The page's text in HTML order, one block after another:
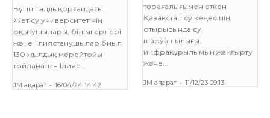
Бүгін Талдықорғандағы
Жетісу университетінің
оқытушылары, білімгерлері
және Ілиястанушылар биыл
130 жылдық мерейтойы
тойланатын Ілияс...
JM ақпарат - 16/04/24 14:42
төрағалығымен өткен
Қазақстан су кеңесінің
отырысында су
шаруашылығы
инфрақұрылымын жаңғырту
және...
JM ақпарат - 11/12/23 09:13